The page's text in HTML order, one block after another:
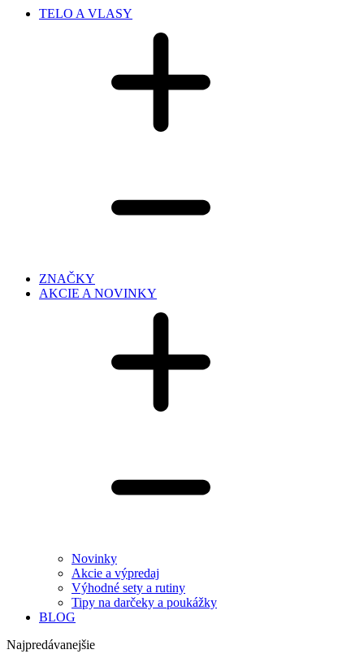
TELO A VLASY
ZNAČKY
AKCIE A NOVINKY
Novinky
Akcie a výpredaj
Výhodné sety a rutiny
Tipy na darčeky a poukážky
BLOG
Najpredávanejšie